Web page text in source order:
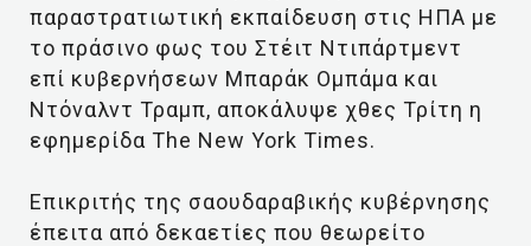
παραστρατιωτική εκπαίδευση στις ΗΠΑ με
το πράσινο φως του Στέιτ Ντιπάρτμεντ
επί κυβερνήσεων Μπαράκ Ομπάμα και
Ντόναλντ Τραμπ, αποκάλυψε χθες Τρίτη η
εφημερίδα The New York Times.
Επικριτής της σαουδαραβικής κυβέρνησης
έπειτα από δεκαετίες που θεωρείτο